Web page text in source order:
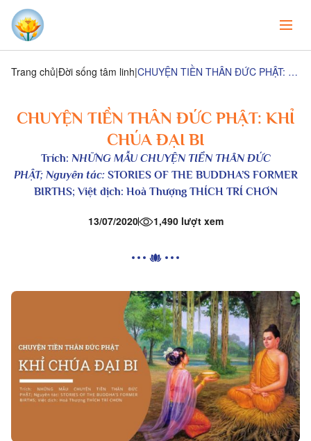
Trang chủ Đời sống tâm linh CHUYỆN TIỀN THÂN ĐỨC PHẬT: KHỈ CHÚA ĐẠI BI
CHUYỆN TIỀN THÂN ĐỨC PHẬT: KHỈ
CHÚA ĐẠI BI
Trích: NHỮNG MẪU CHUYỆN TIỀN THÂN ÐỨC
PHẬT; Nguyên tác: STORIES OF THE BUDDHA’S FORMER
BIRTHS; Việt dịch: Hoà Thượng THÍCH TRÍ CHƠN
13/07/2020 1,490 lượt xem